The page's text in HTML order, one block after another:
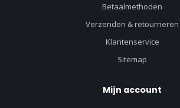
Betaalmethoden
Verzenden & retourneren
Klantenservice
Sitemap
Mijn account